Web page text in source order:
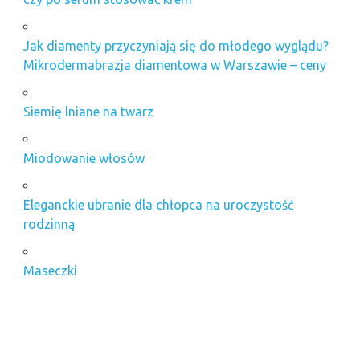
redukcja blizn
potrądzikowych
permanentnego
Usuwanie
żylaków
wodną
wegańska
mascara
do rzęs
Jak diamenty przyczyniają się do młodego wyglądu?
Mikrodermabrazja diamentowa w Warszawie – ceny
Siemię lniane na twarz
Miodowanie włosów
Eleganckie ubranie dla chłopca na uroczystość
rodzinną
Maseczki